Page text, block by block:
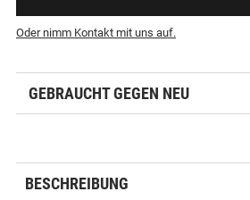
Oder nimm Kontakt mit uns auf.
GEBRAUCHT GEGEN NEU
BESCHREIBUNG